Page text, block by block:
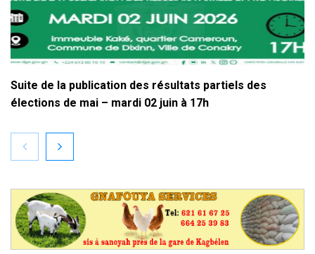
Suite de la publication des résultats partiels des
élections de mai – mardi 02 juin à 17h